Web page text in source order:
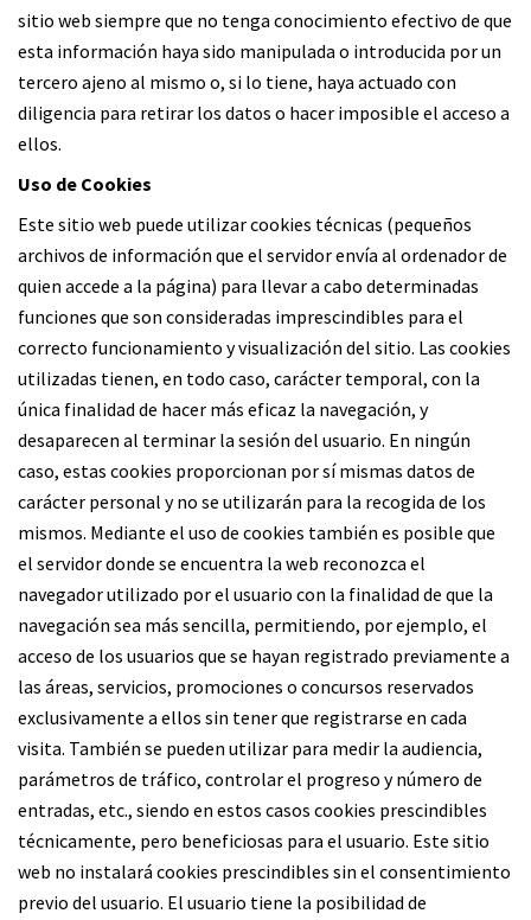
sitio web siempre que no tenga conocimiento efectivo de que
esta información haya sido manipulada o introducida por un
tercero ajeno al mismo o, si lo tiene, haya actuado con
diligencia para retirar los datos o hacer imposible el acceso a
ellos.
Uso de Cookies
Este sitio web puede utilizar cookies técnicas (pequeños
archivos de información que el servidor envía al ordenador de
quien accede a la página) para llevar a cabo determinadas
funciones que son consideradas imprescindibles para el
correcto funcionamiento y visualización del sitio. Las cookies
utilizadas tienen, en todo caso, carácter temporal, con la
única finalidad de hacer más eficaz la navegación, y
desaparecen al terminar la sesión del usuario. En ningún
caso, estas cookies proporcionan por sí mismas datos de
carácter personal y no se utilizarán para la recogida de los
mismos. Mediante el uso de cookies también es posible que
el servidor donde se encuentra la web reconozca el
navegador utilizado por el usuario con la finalidad de que la
navegación sea más sencilla, permitiendo, por ejemplo, el
acceso de los usuarios que se hayan registrado previamente a
las áreas, servicios, promociones o concursos reservados
exclusivamente a ellos sin tener que registrarse en cada
visita. También se pueden utilizar para medir la audiencia,
parámetros de tráfico, controlar el progreso y número de
entradas, etc., siendo en estos casos cookies prescindibles
técnicamente, pero beneficiosas para el usuario. Este sitio
web no instalará cookies prescindibles sin el consentimiento
previo del usuario. El usuario tiene la posibilidad de